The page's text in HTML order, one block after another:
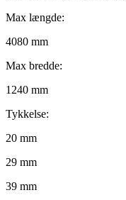
Max længde:
4080 mm
Max bredde:
1240 mm
Tykkelse:
20 mm
29 mm
39 mm